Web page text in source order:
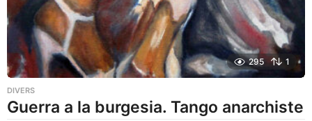
295 1
DIVERS
Guerra a la burgesia. Tango anarchiste